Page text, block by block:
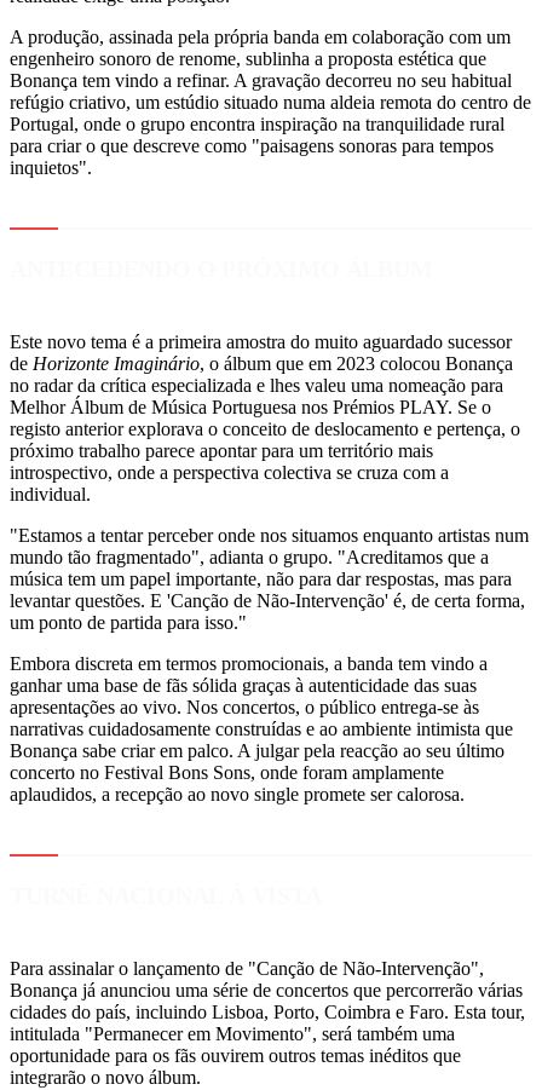
A produção, assinada pela própria banda em colaboração com um
engenheiro sonoro de renome, sublinha a proposta estética que
Bonança tem vindo a refinar. A gravação decorreu no seu habitual
refúgio criativo, um estúdio situado numa aldeia remota do centro de
Portugal, onde o grupo encontra inspiração na tranquilidade rural
para criar o que descreve como "paisagens sonoras para tempos
inquietos".
Este novo tema é a primeira amostra do muito aguardado sucessor
de Horizonte Imaginário, o álbum que em 2023 colocou Bonança
no radar da crítica especializada e lhes valeu uma nomeação para
Melhor Álbum de Música Portuguesa nos Prémios PLAY. Se o
registo anterior explorava o conceito de deslocamento e pertença, o
próximo trabalho parece apontar para um território mais
introspectivo, onde a perspectiva colectiva se cruza com a
individual.
"Estamos a tentar perceber onde nos situamos enquanto artistas num
mundo tão fragmentado", adianta o grupo. "Acreditamos que a
música tem um papel importante, não para dar respostas, mas para
levantar questões. E 'Canção de Não-Intervenção' é, de certa forma,
um ponto de partida para isso."
Embora discreta em termos promocionais, a banda tem vindo a
ganhar uma base de fãs sólida graças à autenticidade das suas
apresentações ao vivo. Nos concertos, o público entrega-se às
narrativas cuidadosamente construídas e ao ambiente intimista que
Bonança sabe criar em palco. A julgar pela reacção ao seu último
concerto no Festival Bons Sons, onde foram amplamente
aplaudidos, a recepção ao novo single promete ser calorosa.
Para assinalar o lançamento de "Canção de Não-Intervenção",
Bonança já anunciou uma série de concertos que percorrerão várias
cidades do país, incluindo Lisboa, Porto, Coimbra e Faro. Esta tour,
intitulada "Permanecer em Movimento", será também uma
oportunidade para os fãs ouvirem outros temas inéditos que
integrarão o novo álbum.